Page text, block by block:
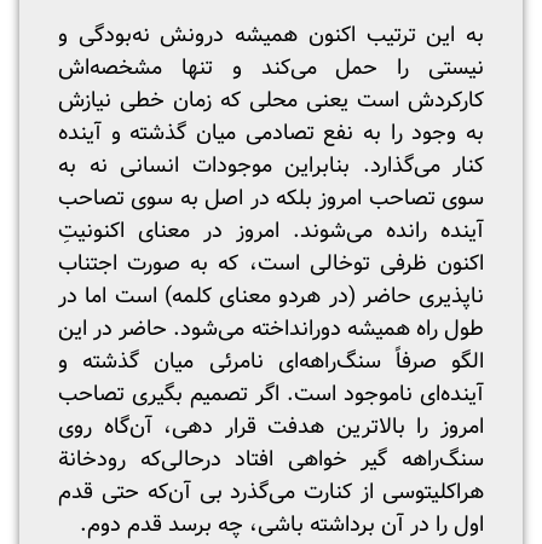
به این ترتیب اکنون همیشه درونش نه‌بودگی و
نیستی را حمل می‌کند و تنها مشخصه‌اش
کارکردش است یعنی محلی که زمان خطی نیازش
به وجود را به نفع تصادمی میان گذشته و آینده
کنار می‌گذارد. بنابراین موجودات انسانی نه به
سوی تصاحب امروز بلکه در اصل به سوی تصاحب
آینده رانده می‌شوند. امروز در معنای اکنونیتِ
اکنون ظرفی توخالی است، که به صورت اجتناب
ناپذیری حاضر (در هردو معنای کلمه) است اما در
طول راه همیشه دورانداخته می‌شود. حاضر در این
الگو صرفاً سنگ‌راهه‌ای نامرئی میان گذشته‌ و
آینده‌ای ناموجود است. اگر تصمیم بگیری تصاحب
امروز را بالاترین هدفت قرار دهی، آن‌گاه روی
سنگ‌راهه گیر خواهی افتاد درحالی‌که رودخانة
هراکلیتوسی از کنارت می‌گذرد بی آن‌که حتی قدم
اول را در آن برداشته باشی، چه برسد قدم دوم.